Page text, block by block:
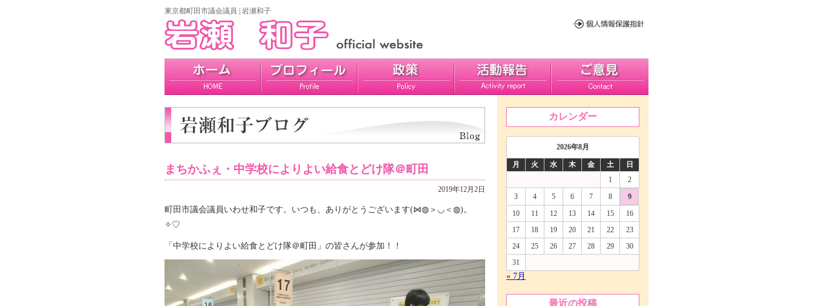
東京都町田市議会議員 | 岩瀬和子
プロフィール 政策 活動報告 ご意見
まちかふぇ・中学校によりよい給食とどけ隊＠町田
2019年12月2日
町田市議会議員いわせ和子です。いつも、ありがとうございます(⋈◍＞◡＜◍)。
✧♡
「中学校によりよい給食とどけ隊＠町田」の皆さんが参加！！
カレンダー
2026年8月
月 火 水 木 金 土
日
1
2
3
4 5 6 7 8
9
10
11 12 13 14 15
16
17
18 19 20 21 22
23
24
25 26 27 28 29
30
31
« 7月
最近の投稿